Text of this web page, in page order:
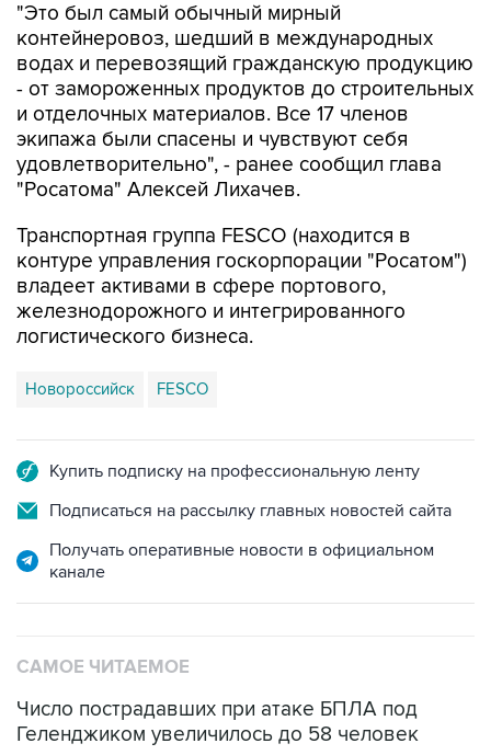
"Это был самый обычный мирный
контейнеровоз, шедший в международных
водах и перевозящий гражданскую продукцию
- от замороженных продуктов до строительных
и отделочных материалов. Все 17 членов
экипажа были спасены и чувствуют себя
удовлетворительно", - ранее сообщил глава
"Росатома" Алексей Лихачев.
Транспортная группа FESCO (находится в
контуре управления госкорпорации "Росатом")
владеет активами в сфере портового,
железнодорожного и интегрированного
логистического бизнеса.
Новороссийск FESCO
Купить подписку на профессиональную ленту
Подписаться на рассылку главных новостей сайта
Получать оперативные новости в официальном
канале
САМОЕ ЧИТАЕМОЕ
Число пострадавших при атаке БПЛА под
Геленджиком увеличилось до 58 человек